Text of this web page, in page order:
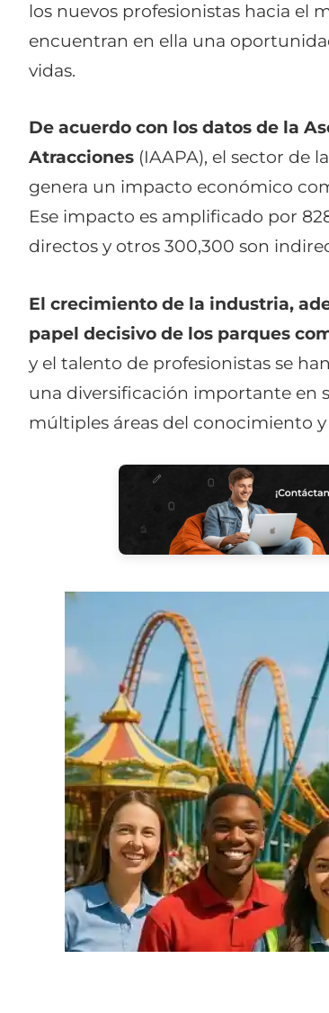
los nuevos profesionistas hacia el
encuentran en ella una
vidas.
De acuerdo con los datos de la
Atracciones (IAAPA), el sector de
genera un impacto económico
Ese impacto es amplificado por
directos y otros 300,300 son
El crecimiento de la industria,
papel decisivo de los parques
y el talento de profesionistas se
una diversificación importante en
múltiples áreas del conocimiento y